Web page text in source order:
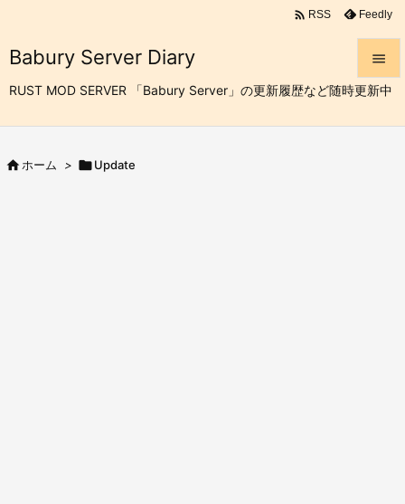
Babury Server Diary
RUST MOD SERVER 「Babury Server」の更新履歴など随時更新中


 RSS Feedly
 ホーム > Update